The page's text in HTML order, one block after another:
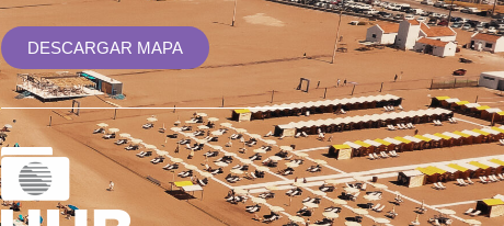
DESCARGAR MAPA